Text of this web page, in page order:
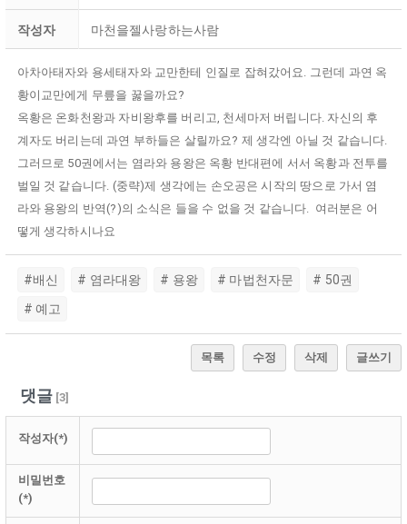
작성자 마천을젤사랑하는사람
아차아태자와 용세태자와 교만한테 인질로 잡혀갔어요. 그런데 과연 옥
황이교만에게 무릎을 꿇을까요?
옥황은 온화천왕과 자비왕후를 버리고, 천세마저 버립니다. 자신의 후
계자도 버리는데 과연 부하들은 살릴까요? 제 생각엔 아닐 것 같습니다.
그러므로 50권에서는 염라와 용왕은 옥황 반대편에 서서 옥황과 전투를
벌일 것 같습니다. (중략)제 생각에는 손오공은 시작의 땅으로 가서 염
라와 용왕의 반역(?)의 소식은 들을 수 없을 것 같습니다. 여러분은 어
떻게 생각하시나요
#배신 # 염라대왕 # 용왕 # 마법천자문
# 50권
# 예고
목록 수정 삭제 글쓰기
댓글[3]
작성자(*)
비밀번호
(*)